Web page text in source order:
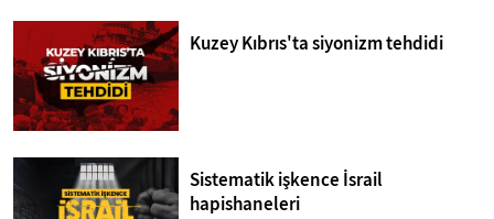
Kuzey Kıbrıs'ta siyonizm tehdidi
Sistematik işkence İsrail
hapishaneleri